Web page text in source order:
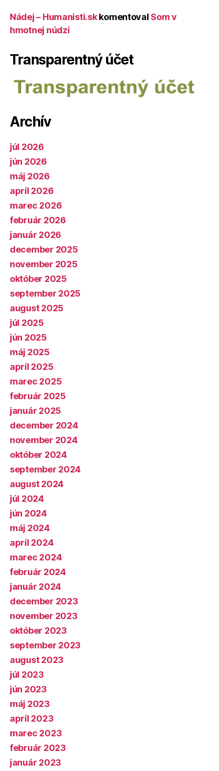
Nádej – Humanisti.skkomentoval Som v
hmotnej núdzi
Transparentný účet
Archív
júl 2026
jún 2026
máj 2026
apríl 2026
marec 2026
február 2026
január 2026
december 2025
november 2025
október 2025
september 2025
august 2025
júl 2025
jún 2025
máj 2025
apríl 2025
marec 2025
február 2025
január 2025
december 2024
november 2024
október 2024
september 2024
august 2024
júl 2024
jún 2024
máj 2024
apríl 2024
marec 2024
február 2024
január 2024
december 2023
november 2023
október 2023
september 2023
august 2023
júl 2023
jún 2023
máj 2023
apríl 2023
marec 2023
február 2023
január 2023